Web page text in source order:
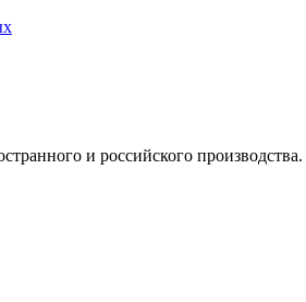
и российского производства.